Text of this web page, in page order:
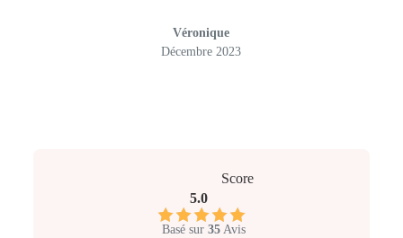
Véronique
Décembre 2023
Score
5.0
Basé sur 35Avis